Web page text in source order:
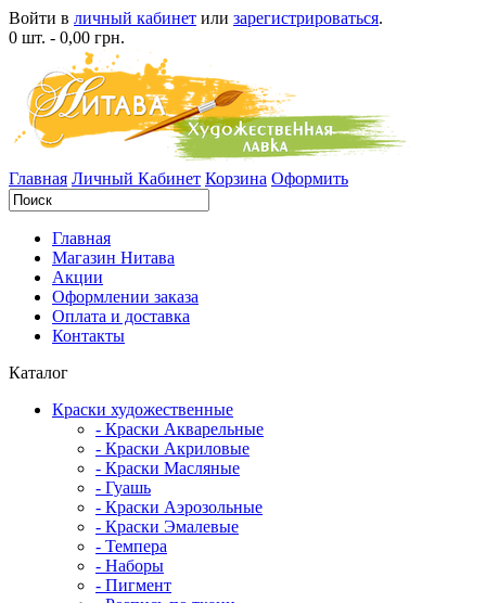
Войти в личный кабинет или зарегистрироваться.
0 шт. - 0,00 грн.
Главная Личный Кабинет Корзина Оформить
Главная
Магазин Нитава
Акции
Оформлении заказа
Оплата и доставка
Контакты
Каталог
Краски художественные
- Краски Акварельные
- Краски Акриловые
- Краски Масляные
- Гуашь
- Краски Аэрозольные
- Краски Эмалевые
- Темпера
- Наборы
- Пигмент